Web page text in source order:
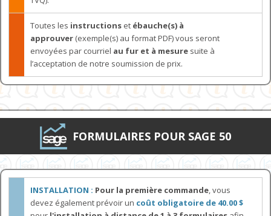
Toutes les instructions et ébauche(s) à
approuver (exemple(s) au format PDF) vous seront
envoyées par courriel au fur et à mesure suite à
l’acceptation de notre soumission de prix.
FORMULAIRES POUR SAGE 50
INSTALLATION : Pour la première commande, vous
devez également prévoir un coût obligatoire de 40.00 $